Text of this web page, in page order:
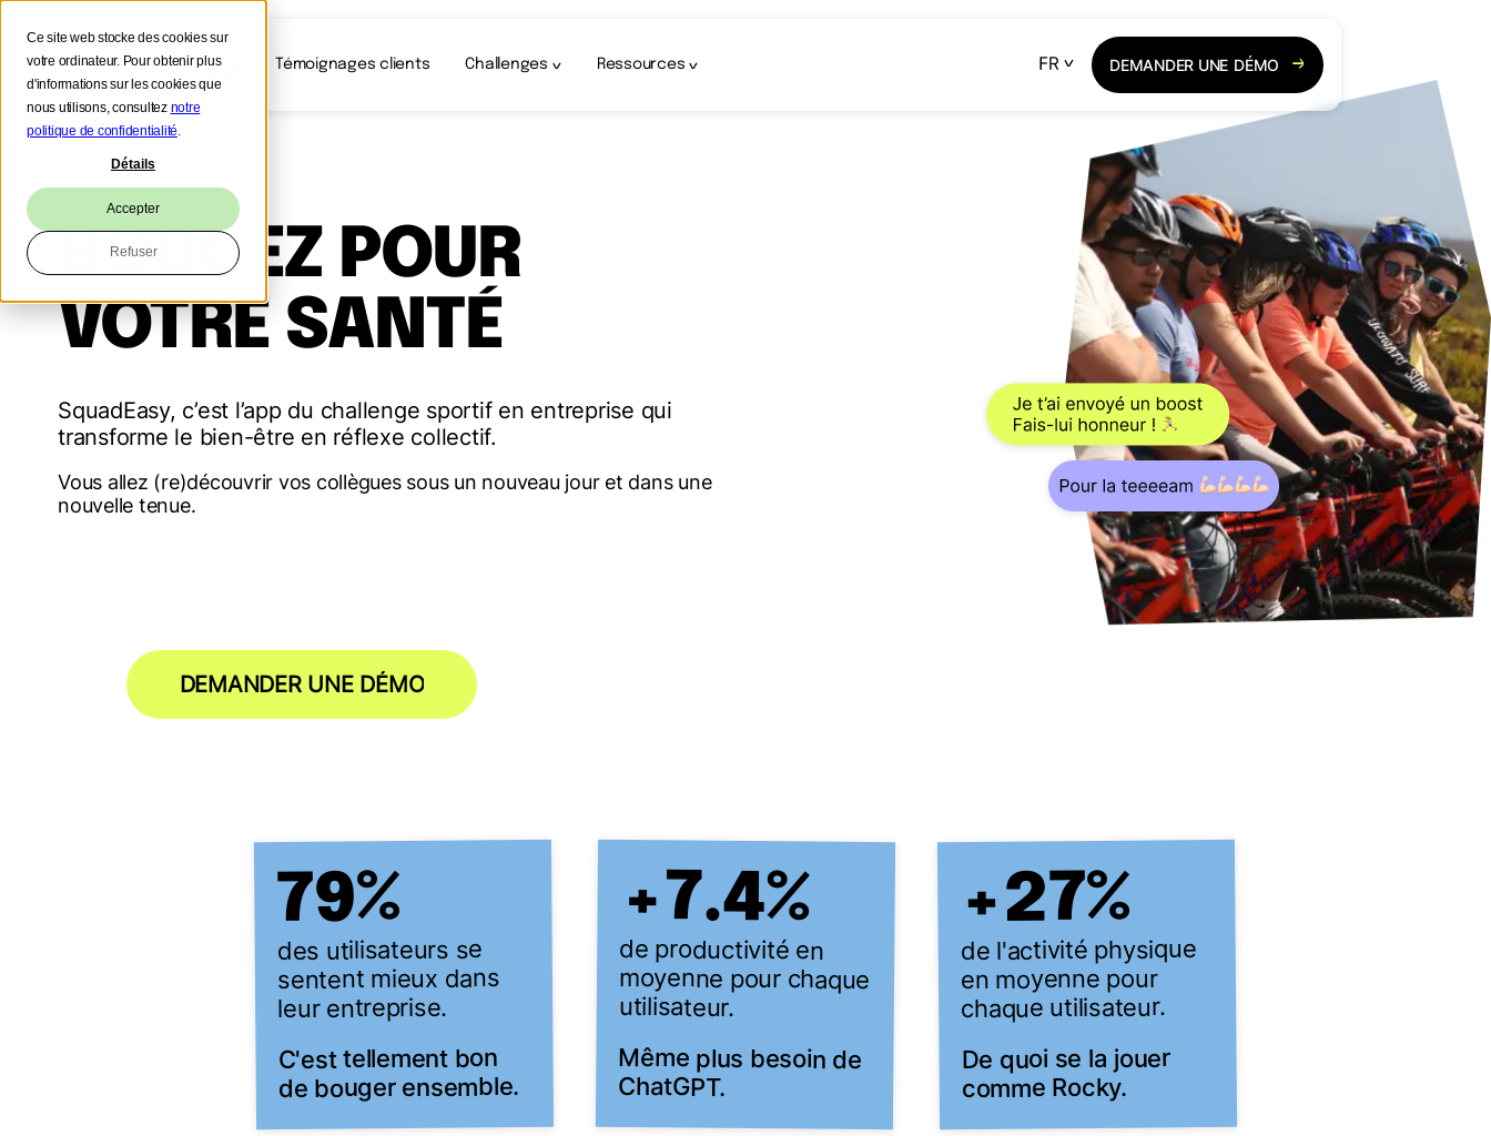
Ce site web stocke des cookies sur
votre ordinateur. Pour obtenir plus
d'informations sur les cookies que
nous utilisons, consultez notre
politique de confidentialité.
Détails
Accepter
Refuser
Solution Témoignages clients Challenges Ressources DEMANDER UNE DÉMO
BOUGEZ POUR
VOTRE SANTÉ
SquadEasy, c’est l’app du challenge sportif en entreprise qui
transforme le bien-être en réflexe collectif.
Vous allez (re)découvrir vos collègues sous un nouveau jour et dans une
nouvelle tenue.
DEMANDER UNE DÉMO
79%
des utilisateurs se
sentent mieux dans
leur entreprise.
C'est tellement bon
de bouger ensemble.
+7.4%
de productivité en
moyenne pour chaque
utilisateur.
Même plus besoin de
ChatGPT.
+27%
de l'activité physique
en moyenne pour
chaque utilisateur.
De quoi se la jouer
comme Rocky.